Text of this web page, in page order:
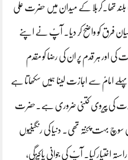
تھا۔کربلا کے میدان میں حضرت علی
فرق کو واضح کر دیا۔ آپؑ نے اپنے
کی اور ہر قدم پر ان کی رضا کو مقدم
امامؑ سے اجازت لینا ہمیں سکھاتا ہے
کی پیروی کتنی ضروری ہے۔حضرت
سوچ بہت پختہ تھی۔ دنیا کی رنگینیوں
اختیار کیا۔ آپؑ کی جوانی پاکیزگی،